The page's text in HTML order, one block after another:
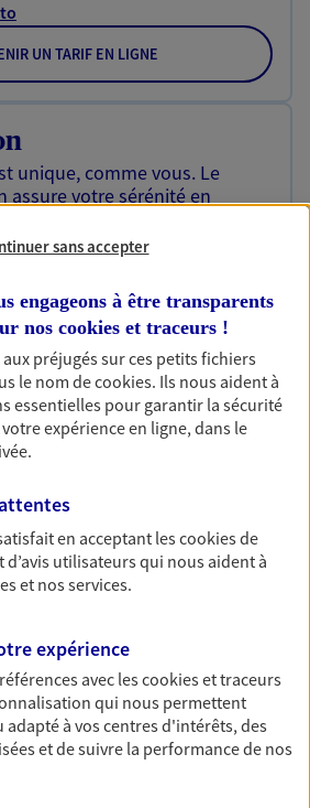
UN TARIF EN LIGNE
unique, comme vous. Le
assure votre sérénité en
UN TARIF EN LIGNE
de la Vie
jardinage, pâtissier en herbe
personne n'est à l'abri d'un
Avec Ma Protection
votre qualité de vie et vos
Accidents de la Vie
Entreprise
et en sérénité avec votre
entreprise. Un contrat
vos locaux, matériels pro,
sans oublier votre
sans accepter
engageons à être transparents
nos cookies et traceurs !
préjugés sur ces petits fichiers
le nom decookies. Ils nous aident à
essentielles pour garantir la sécurité
expérience en ligne, dans le
en acceptant lescookiesde
d’avis utilisateurs qui nous aident à
et nos services.
expérience
avec lescookies et traceurs
qui nous permettent
à vos centres d'intérêts, des
et de suivre la performance de nos